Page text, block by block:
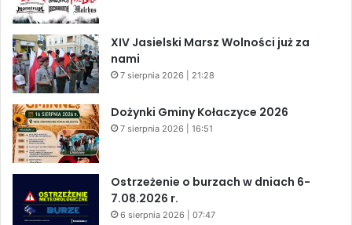
XIV Jasielski Marsz Wolności już za
nami
7 sierpnia 2026 | 21:28
Dożynki Gminy Kołaczyce 2026
7 sierpnia 2026 | 16:51
Ostrzeżenie o burzach w dniach 6-
7.08.2026 r.
6 sierpnia 2026 | 07:47